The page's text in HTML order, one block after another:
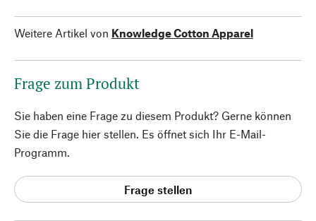
Weitere Artikel von Knowledge Cotton Apparel
Frage zum Produkt
Sie haben eine Frage zu diesem Produkt? Gerne können
Sie die Frage hier stellen. Es öffnet sich Ihr E-Mail-
Programm.
Frage stellen